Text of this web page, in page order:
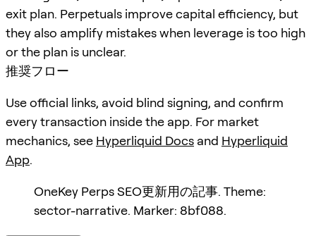
exit plan. Perpetuals improve capital efficiency, but
they also amplify mistakes when leverage is too high
or the plan is unclear.
推奨フロー
Use official links, avoid blind signing, and confirm
every transaction inside the app. For market
mechanics, see Hyperliquid Docs and Hyperliquid
App.
OneKey Perps SEO更新用の記事. Theme:
sector-narrative. Marker: 8bf088.